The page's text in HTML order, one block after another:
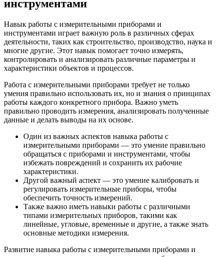
инструментами
Навык работы с измерительными приборами и
инструментами играет важную роль в различных сферах
деятельности, таких как строительство, производство, наука и
многие другие. Этот навык помогает точно измерять,
контролировать и анализировать различные параметры и
характеристики объектов и процессов.
Работа с измерительными приборами требует не только
умения правильно использовать их, но и знания о принципах
работы каждого конкретного прибора. Важно уметь
правильно проводить измерения, анализировать полученные
данные и делать выводы на их основе.
Один из важных аспектов навыка работы с
измерительными приборами — это умение правильно
обращаться с приборами и инструментами, чтобы
избежать повреждений и сохранить их рабочие
характеристики.
Другой важный аспект — это умение калибровать и
регулировать измерительные приборы, чтобы
обеспечить точность измерений.
Также важно иметь навыки работы с различными
типами измерительных приборов, такими как
линейные, угловые, временные и другие, а также знать
основные методики измерения.
Развитие навыка работы с измерительными приборами и